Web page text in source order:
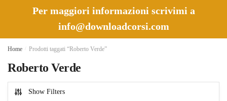
Per maggiori informazioni scrivimi a
info@downloadcorsi.com
Home Prodotti taggati “Roberto Verde”
Roberto Verde
Show Filters